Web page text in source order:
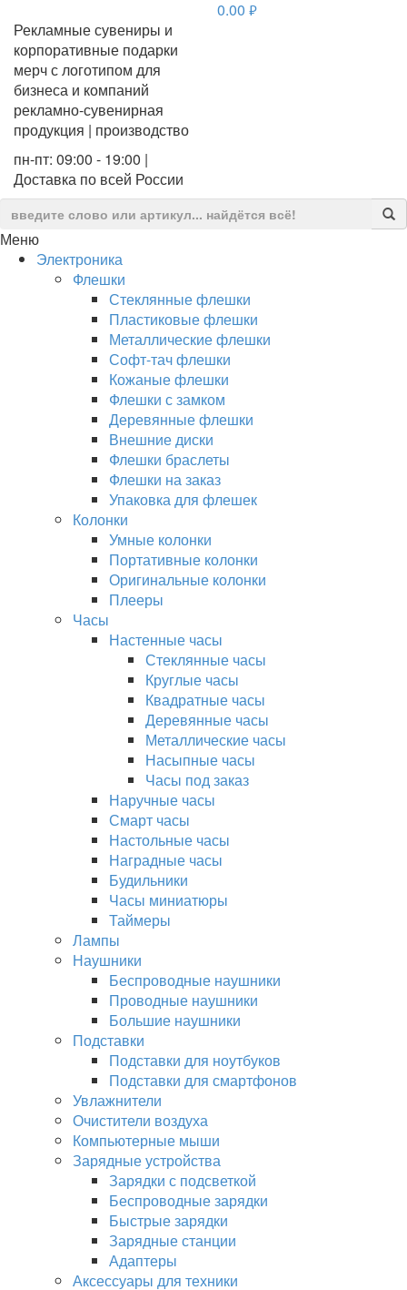
Рекламные сувениры и
корпоративные подарки
мерч с логотипом для
бизнеса и компаний
рекламно-сувенирная
продукция | производство
пн-пт: 09:00 - 19:00 |
Доставка по всей России
0.00 руб.
Меню
Электроника
Флешки
Стеклянные флешки
Пластиковые флешки
Металлические флешки
Софт-тач флешки
Кожаные флешки
Флешки с замком
Деревянные флешки
Внешние диски
Флешки браслеты
Флешки на заказ
Упаковка для флешек
Колонки
Умные колонки
Портативные колонки
Оригинальные колонки
Плееры
Часы
Настенные часы
Стеклянные часы
Круглые часы
Квадратные часы
Деревянные часы
Металлические часы
Насыпные часы
Часы под заказ
Наручные часы
Смарт часы
Настольные часы
Наградные часы
Будильники
Часы миниатюры
Таймеры
Лампы
Наушники
Беспроводные наушники
Проводные наушники
Большие наушники
Подставки
Подставки для ноутбуков
Подставки для смартфонов
Увлажнители
Очистители воздуха
Компьютерные мыши
Зарядные устройства
Зарядки с подсветкой
Беспроводные зарядки
Быстрые зарядки
Зарядные станции
Адаптеры
Аксессуары для техники